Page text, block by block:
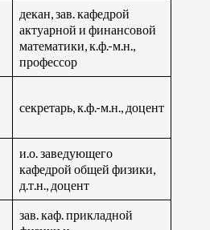
декан, зав. кафедрой
актуарной и финансовой
математики, к.ф.-м.н.,
профессор
секретарь, к.ф.-м.н., доцент
и.о. заведующего
кафедрой общей физики,
д.т.н., доцент
зав. каф. прикладной